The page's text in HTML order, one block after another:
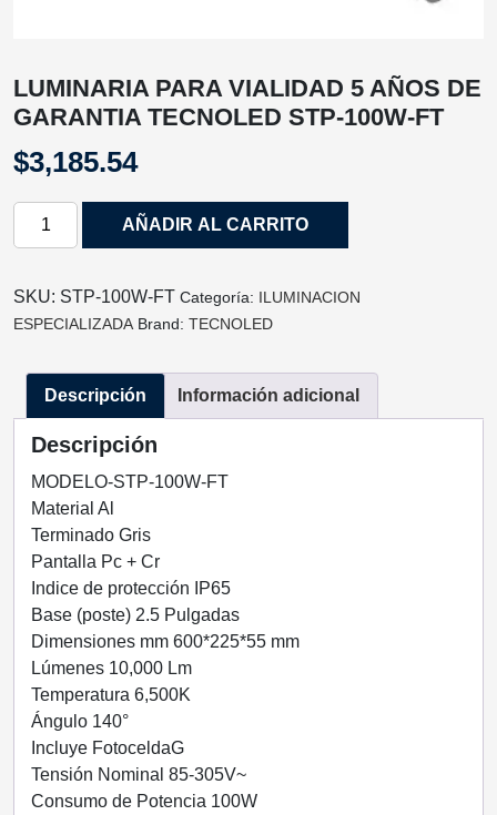
LUMINARIA PARA VIALIDAD 5 AÑOS DE
GARANTIA TECNOLED STP-100W-FT
$3,185.54
LUMINARIA
5
AÑOS
GARANTIA
TECNOLED
STP-
100W-
FT
cantidad
AÑADIR AL CARRITO
SKU: STP-100W-FT Categoría: ILUMINACION
ESPECIALIZADA Brand: TECNOLED
Descripción Información adicional
Descripción
MODELO-STP-100W-FT
Material Al
Terminado Gris
Pantalla Pc + Cr
Indice de protección IP65
Base (poste) 2.5 Pulgadas
Dimensiones mm 600*225*55 mm
Lúmenes 10,000 Lm
Temperatura 6,500K
Ángulo 140°
Incluye FotoceldaG
Tensión Nominal 85-305V~
Consumo de Potencia 100W